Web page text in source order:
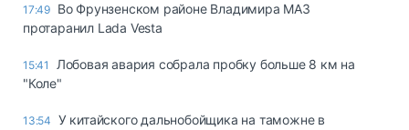
17:49 Во Фрунзенском районе Владимира МАЗ
протаранил Lada Vesta
15:41
Лобовая авария собрала пробку больше 8 км на
"Коле"
13:54 У китайского дальнобойщика на таможне в